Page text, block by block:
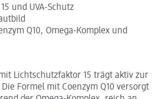
und UVA-Schutz
Q10, Omega-Komplex und
Lichtschutzfaktor 15 trägt aktiv zur
Formel mit Coenzym Q10 versorgt